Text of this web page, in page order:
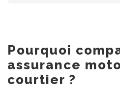
Pourquoi
assurance
courtier ?